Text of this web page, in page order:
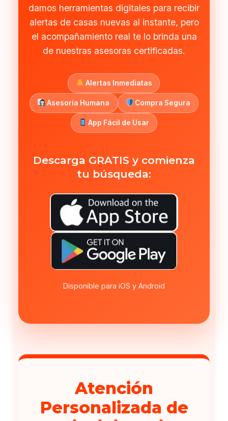
damos herramientas digitales para recibir
alertas de casas nuevas al instante, pero
el acompañamiento real te lo brinda una
de nuestras asesoras certificadas.
Alertas Inmediatas
Asesoría Humana Compra Segura
App Fácil de Usar
Descarga GRATIS y comienza
tu búsqueda:
Disponible para iOS y Android
Atención
Personalizada de